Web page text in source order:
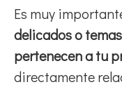
Es muy
delicados o
pertenecen a tu
directamente